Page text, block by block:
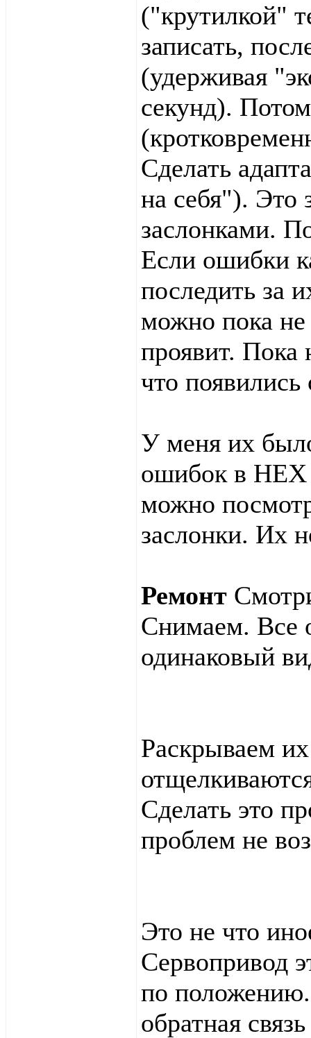
("крутилкой"
записать,
(удерживая
секунд).
Сделать
на себя"). Это
заслонками.
Если ошибки
последить за
можно пока
проявит. Пока
что появились
У меня их
ошибок в
можно
заслонки. Их
Ремонт
Снимаем. Все
одинаковый
Раскрываем
Сделать это
проблем не
Это не что
Сервопривод
по
обратная